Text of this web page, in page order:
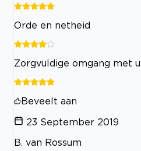
Orde en netheid
Zorgvuldige omgang met
Beveelt aan
23 September 2019
B. van Rossum